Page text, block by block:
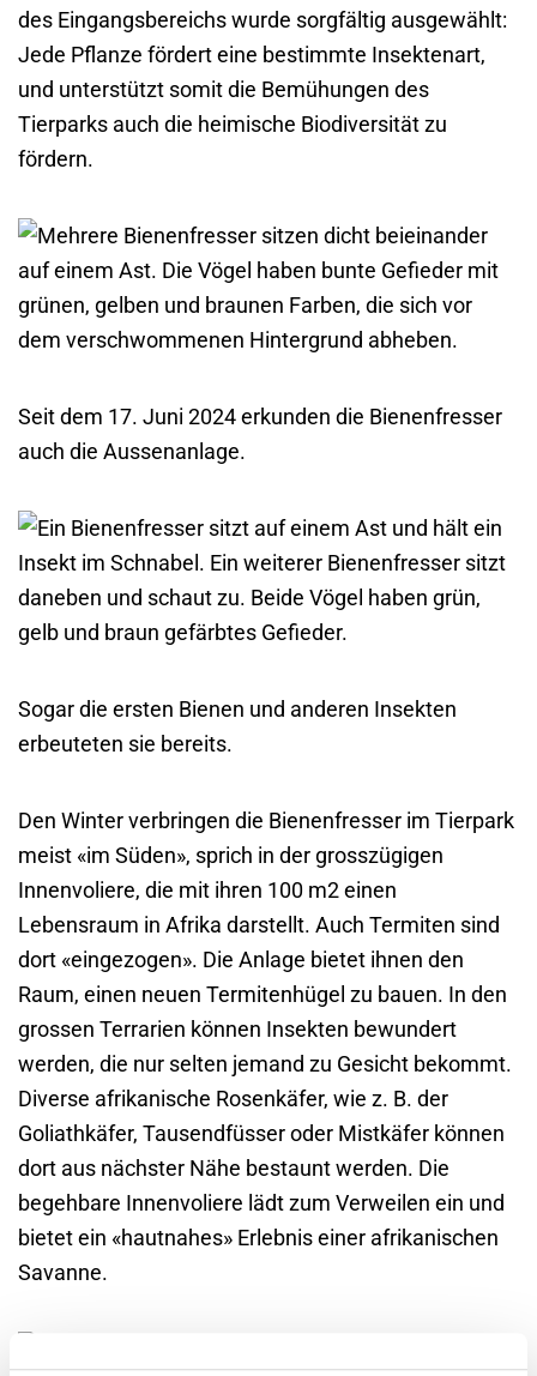
des Eingangsbereichs wurde sorgfältig ausgewählt:
Jede Pflanze fördert eine bestimmte Insektenart,
und unterstützt somit die Bemühungen des
Tierparks auch die heimische Biodiversität zu
fördern.
Seit dem 17. Juni 2024 erkunden die Bienenfresser
auch die Aussenanlage.
Sogar die ersten Bienen und anderen Insekten
erbeuteten sie bereits.
Den Winter verbringen die Bienenfresser im Tierpark
meist «im Süden», sprich in der grosszügigen
Innenvoliere, die mit ihren 100 m2 einen
Lebensraum in Afrika darstellt. Auch Termiten sind
dort «eingezogen». Die Anlage bietet ihnen den
Raum, einen neuen Termitenhügel zu bauen. In den
grossen Terrarien können Insekten bewundert
werden, die nur selten jemand zu Gesicht bekommt.
Diverse afrikanische Rosenkäfer, wie z. B. der
Goliathkäfer, Tausendfüsser oder Mistkäfer können
dort aus nächster Nähe bestaunt werden. Die
begehbare Innenvoliere lädt zum Verweilen ein und
bietet ein «hautnahes» Erlebnis einer afrikanischen
Savanne.